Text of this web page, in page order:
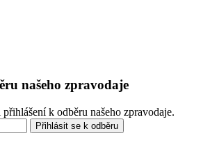
našeho zpravodaje
k odběru našeho zpravodaje.
Přihlásit se k odběru